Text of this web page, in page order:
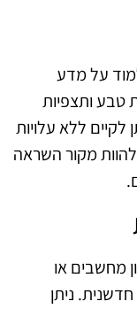
על מדע
טבע ותצפיות
לקיים ללא עלויות
להוות מקור השראה
מחשבים או
ניתן